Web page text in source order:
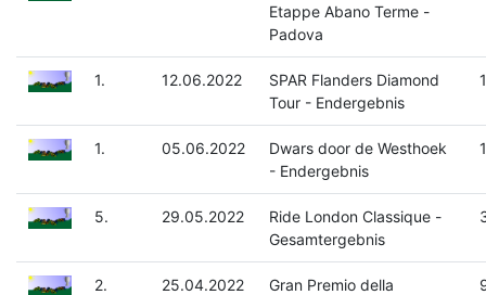
Etappe Abano Terme -
Padova
1. 12.06.2022
SPAR Flanders Diamond
Tour - Endergebnis
1. 05.06.2022
Dwars door de Westhoek
- Endergebnis
5. 29.05.2022
Ride London Classique -
Gesamtergebnis
2. 25.04.2022 Gran Premio della